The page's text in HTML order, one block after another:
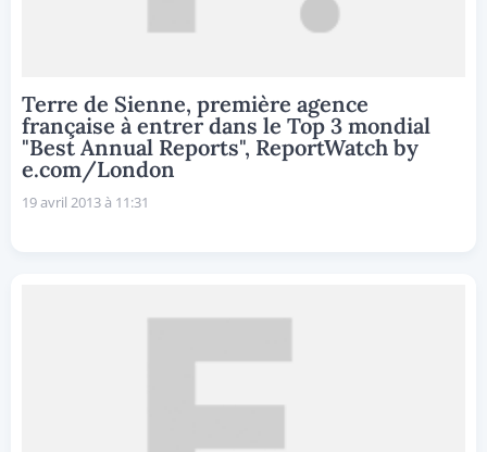
Terre de Sienne, première agence
française à entrer dans le Top 3 mondial
"Best Annual Reports", ReportWatch by
e.com/London
19 avril 2013 à 11:31